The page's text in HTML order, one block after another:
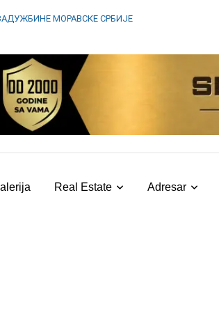
МОРАВСКЕ СРБИЈЕ
Real Estate Adresar